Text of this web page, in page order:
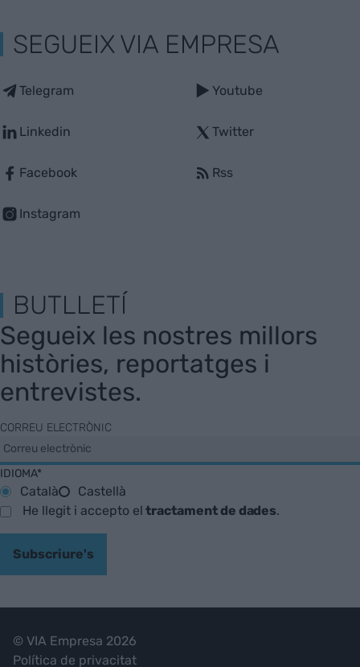
SEGUEIX VIA EMPRESA
Telegram
Linkedin
Facebook
Instagram
Youtube
Twitter
Rss
BUTLLETÍ
Segueix les nostres millors
històries, reportatges i
entrevistes.
CORREU ELECTRÒNIC
IDIOMA*
Català
Castellà
He llegit i accepto eltractament de dades.
Subscriure's
© VIA Empresa 2026
Política de privacitat